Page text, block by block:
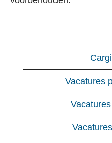
Vacatures